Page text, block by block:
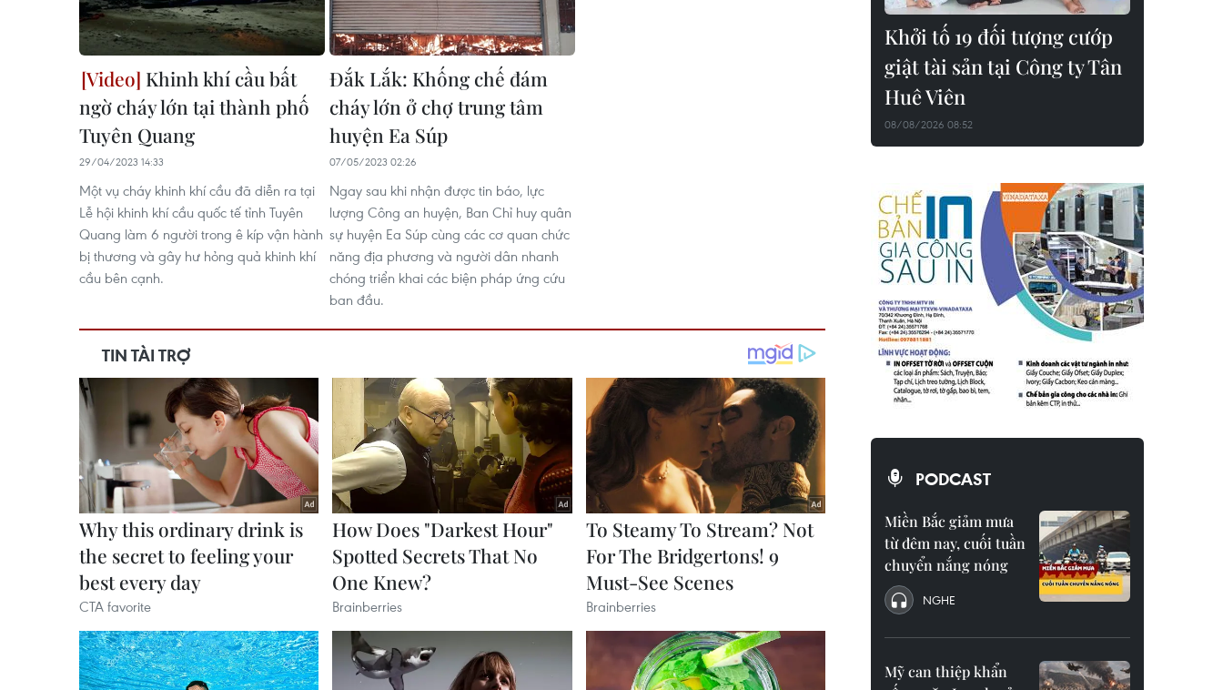
Khinh khí cầu bất
ngờ cháy lớn tại thành phố
Tuyên Quang
29/04/2023 14:33
Một vụ cháy khinh khí cầu đã diễn ra tại
Lễ hội khinh khí cầu quốc tế tỉnh Tuyên
Quang làm 6 người trong ê kíp vận hành
bị thương và gây hư hỏng quả khinh khí
cầu bên cạnh.
Đắk Lắk: Khống chế đám
cháy lớn ở chợ trung tâm
huyện Ea Súp
07/05/2023 02:26
Ngay sau khi nhận được tin báo, lực
lượng Công an huyện, Ban Chỉ huy quân
sự huyện Ea Súp cùng các cơ quan chức
năng địa phương và người dân nhanh
chóng triển khai các biện pháp ứng cứu
ban đầu.
Khởi tố 19 đối tượng cướp
giật tài sản tại Công ty Tân
Huê Viên
08/08/2026 08:52
PODCAST
Miền Bắc giảm mưa
từ đêm nay, cuối tuần
chuyển nắng nóng
NGHE
Mỹ can thiệp khẩn